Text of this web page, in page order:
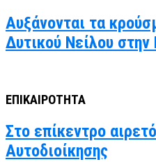
Αυξάνονται τα
Δυτικού Νείλου στην
ΕΠΙΚΑΙΡΟΤΗΤΑ
Στο επίκεντρο
Αυτοδιοίκησης